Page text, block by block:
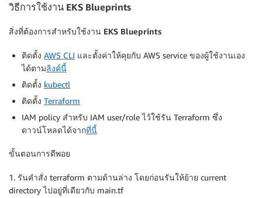
  enable_cert_manager                   = true
  enable_karpenter                      = true
  enable_metrics_server                 = true
  enable_prometheus                     = true
  enable_traefik                        = true
  enable_vpa                            = true
  enable_yunikorn                       = true
  enable_argo_rollouts                  = true
}
  enable_nat_gateway = true
  single_nat_gateway = true
  public_subnet_tags = {
    "kubernetes.io/role/elb" = 1
  }
  private_subnet_tags = {
    "kubernetes.io/role/internal-elb" = 1
  }
  tags = local.tags
วิธีการใช้งาน EKS Blueprints
สิ่งที่ต้องการสำหรับใช้งาน EKS Blueprints
ติดตั้ง AWS CLI และตั้งค่าให้คุยกับ AWS service ของผู้ใช้งานเอง
ได้ตามลิงค์นี้
ติดตั้ง kubectl
ติดตั้ง Terraform
IAM policy สำหรับ IAM user/role ไว้ใช้รัน Terraform ซึ่ง
ดาวน์โหลดได้จากที่นี้
ขั้นตอนการดีพอย
1. รันคำสั่ง terraform ตามด้านล่าง โดยก่อนรันให้ย้าย current
directory ไปอยู่ที่เดียวกับ main.tf